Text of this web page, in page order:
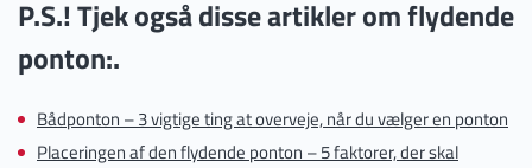
P.S.! Tjek også disse artikler om flydende
ponton:.
Bådponton – 3 vigtige ting at overveje, når du vælger en ponton
Placeringen af den flydende ponton – 5 faktorer, der skal